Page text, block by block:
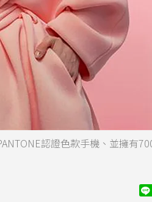
認證色款手機、並擁有